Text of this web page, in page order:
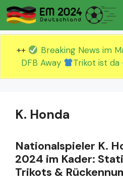
Zum
Inhalt
springen
++
Breaking News im
DFB Away
Trikot ist da
K. Honda
Nationalspieler K.
2024 im Kader:
Trikots &